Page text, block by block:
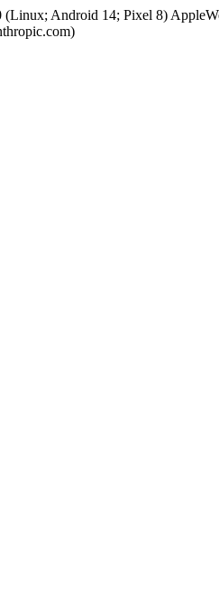
(Linux; Android 14; Pixel 8)